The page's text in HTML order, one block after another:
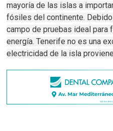
mayoría de las islas a
fósiles del continente.
campo de pruebas ideal para
energía.Tenerife no es una
electricidad de la isla